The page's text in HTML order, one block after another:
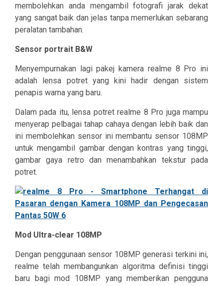
membolehkan anda mengambil fotografi jarak dekat
yang sangat baik dan jelas tanpa memerlukan sebarang
peralatan tambahan.
Sensor portrait B&W
Menyempurnakan lagi pakej kamera realme 8 Pro ini
adalah lensa potret yang kini hadir dengan sistem
penapis warna yang baru.
Dalam pada itu, lensa potret realme 8 Pro juga mampu
menyerap pelbagai tahap cahaya dengan lebih baik dan
ini membolehkan sensor ini membantu sensor 108MP
untuk mengambil gambar dengan kontras yang tinggi,
gambar gaya retro dan menambahkan tekstur pada
potret.
Mod Ultra-clear 108MP
Dengan penggunaan sensor 108MP generasi terkini ini,
realme telah membangunkan algoritma definisi tinggi
baru bagi mod 108MP yang memberikan pengguna